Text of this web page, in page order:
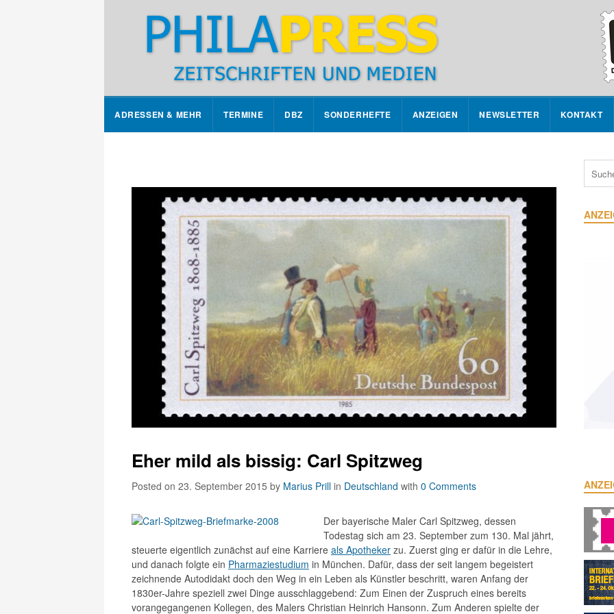
ADRESSEN & MEHR TERMINE DBZ SONDERHEFTE ANZEIGEN NEWSLETTER KONTAKT
Eher mild als bissig: Carl Spitzweg
Posted on 23. September 2015 by Marius Prill in Deutschland with 0 Comments
Der bayerische Maler Carl Spitzweg, dessen
Todestag sich am 23. September zum 130. Mal jährt,
steuerte eigentlich zunächst auf eine Karriere als Apotheker zu. Zuerst ging er dafür in die Lehre,
und danach folgte ein Pharmaziestudium in München. Dafür, dass der seit langem begeistert
zeichnende Autodidakt doch den Weg in ein Leben als Künstler beschritt, waren Anfang der
1830er-Jahre speziell zwei Dinge ausschlaggebend: Zum Einen der Zuspruch eines bereits
vorangegangenen Kollegen, des Malers Christian Heinrich Hansonn. Zum Anderen spielte der